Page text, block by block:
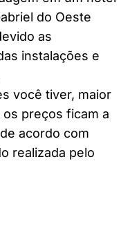
do Oeste
as
instalações e
você tiver, maior
os preços ficam a
acordo com
realizada pelo